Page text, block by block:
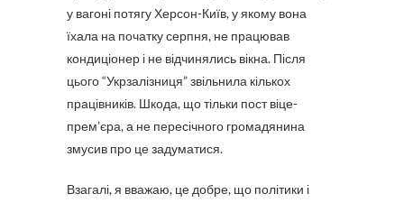
у вагоні потягу Херсон-Київ, у якому вона
їхала на початку серпня, не працював
кондиціонер і не відчинялись вікна. Після
цього “Укрзалізниця” звільнила кількох
працівників. Шкода, що тільки пост віце-
прем’єра, а не пересічного громадянина
змусив про це задуматися.
Взагалі, я вважаю, це добре, що політики і